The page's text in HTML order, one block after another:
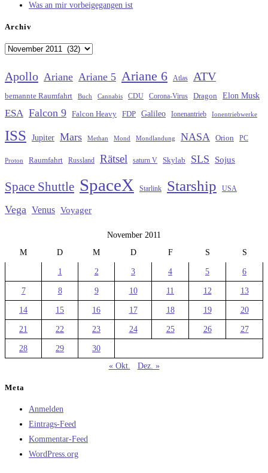
Was an mir vorbeigegangen ist
Archiv
Archiv
Apollo Ariane Ariane 5 Ariane 6 Atlas ATV
bemannte Raumfahrt Buch Cannabis CDU Corona-Virus Dragon Elon Musk
ESA Falcon 9 Falcon Heavy FDP Galileo Ionenantrieb Ionentriebwerke
ISS Jupiter Mars Methan Mond Mondlandung NASA Orion PC
Proton Raumfahrt Russland Rätsel saturn V Skylab SLS Sojus
Space Shuttle SpaceX Starlink Starship USA
Vega Venus Voyager
November 2011
M
D M D F S S
1 2 3 4 5 6
7 8 9 10 11 12 13
14 15 16 17 18 19 20
21 22 23 24 25 26 27
28 29
30
« Okt.
Dez. »
Meta
Anmelden
Eintrags-Feed
Kommentar-Feed
WordPress.org